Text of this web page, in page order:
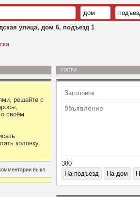
улица, дом 6, подъезд 1
решайте с
о своём
колонку.
выкл.
гости
380